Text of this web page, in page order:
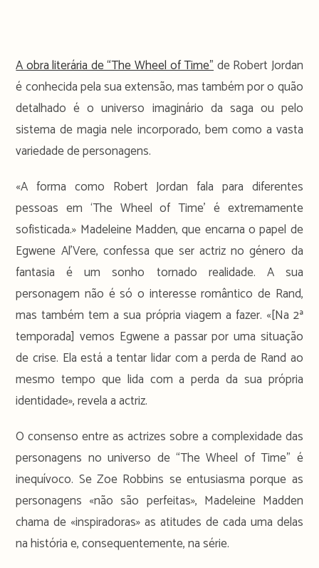
A obra literária de “The Wheel of Time”de Robert Jordan
é conhecida pela sua extensão, mas também por o quão
detalhado é o universo imaginário da saga ou pelo
sistema de magia nele incorporado, bem como a vasta
variedade de personagens.
«A forma como Robert Jordan fala para diferentes
pessoas em ‘The Wheel of Time’ é extremamente
sofisticada.» Madeleine Madden, que encarna o papel de
Egwene Al’Vere, confessa que ser actriz no género da
fantasia é um sonho tornado realidade. A sua
personagem não é só o interesse romântico de Rand,
mas também tem a sua própria viagem a fazer. «[Na 2ª
temporada] vemos Egwene a passar por uma situação
de crise. Ela está a tentar lidar com a perda de Rand ao
mesmo tempo que lida com a perda da sua própria
identidade», revela a actriz.
O consenso entre as actrizes sobre a complexidade das
personagens no universo de “The Wheel of Time” é
inequívoco. Se Zoe Robbins se entusiasma porque as
personagens «não são perfeitas», Madeleine Madden
chama de «inspiradoras» as atitudes de cada uma delas
na história e, consequentemente, na série.